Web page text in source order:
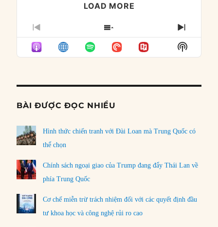
LOAD MORE
PREVIOUS
EPISODE
SHOW
EPISODES
LIST
NEXT
Show
Podcast
BÀI ĐƯỢC ĐỌC NHIỀU
Hình thức chiến tranh với Đài Loan mà Trung Quốc có
thể chọn
Chính sách ngoại giao của Trump đang đẩy Thái Lan về
phía Trung Quốc
Cơ chế miễn trừ trách nhiệm đối với các quyết định đầu
tư khoa học và công nghệ rủi ro cao